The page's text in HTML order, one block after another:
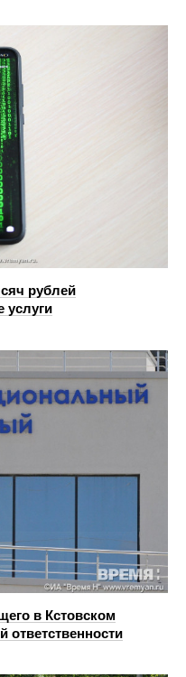
рублей
услуги
в Кстовском
ответственности